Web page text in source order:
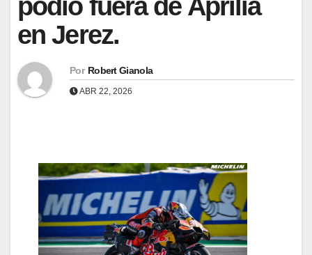
podio fuera de Aprilia
en Jerez.
Por Robert Gianola
ABR 22, 2026